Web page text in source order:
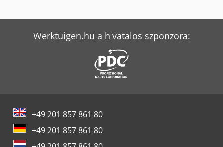
Werktuigen.hu a hivatalos szponzora:
+49 201 857 861 80
+49 201 857 861 80